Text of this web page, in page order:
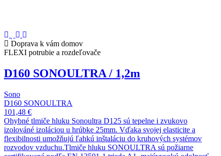
Doprava k vám domov
FLEXI potrubie a rozdeľovače
D160 SONOULTRA / 1,2m
Sono
D160 SONOULTRA
101,48 €
Ohybné tlmiče hluku Sonoultra D125 sú tepelne i zvukovo
izolováné izoláciou u hrúbke 25mm. Vďaka svojej elasticite a
flexibilnosti umožňujú ľahkú inštaláciu do kruhových systémov
rozvodov vzduchu.Tlmiče hluku SONOULTRA sú požiarne